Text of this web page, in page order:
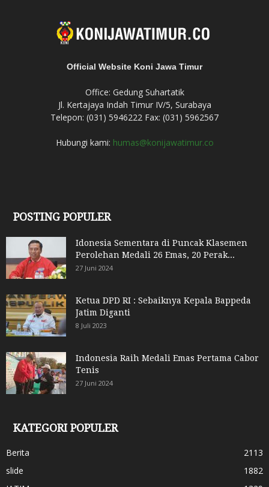
Official Website Koni Jawa Timur
Office: Gedung Suhartatik
Jl. Kertajaya Indah Timur IV/5, Surabaya
Telepon: (031) 5946222 Fax: (031) 5962567
Hubungi kami: humas@konijawatimur.co
POSTING POPULER
Idonesia Sementara di Puncak Klasemen
Perolehan Medali 26 Emas, 20 Perak...
27 Juni 2024
Ketua DPD RI : Sebaiknya Kepala Bappeda
Jatim Diganti
8 Juli 2023
Indonesia Raih Medali Emas Pertama Cabor
Tenis
27 Juni 2024
KATEGORI POPULER
Berita
2113
slide
1882